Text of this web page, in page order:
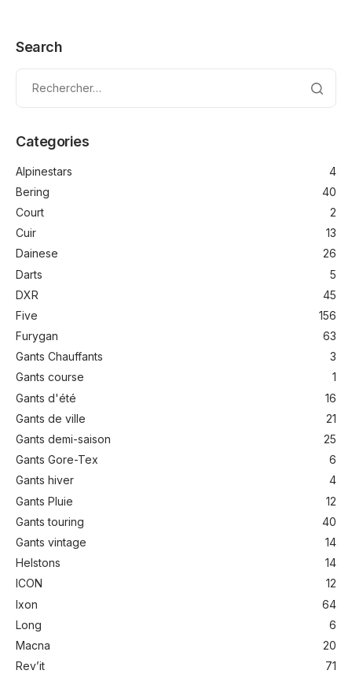
Search
Categories
Alpinestars
4
Bering
40
Court
2
Cuir
13
Dainese
26
Darts
5
DXR
45
Five
156
Furygan
63
Gants Chauffants
3
Gants course
1
Gants d'été
16
Gants de ville
21
Gants demi-saison
25
Gants Gore-Tex
6
Gants hiver
4
Gants Pluie
12
Gants touring
40
Gants vintage
14
Helstons
14
ICON
12
Ixon
64
Long
6
Macna
20
Rev’it
71